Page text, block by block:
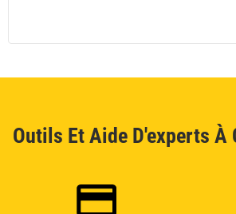
Outils Et Aide D'experts À